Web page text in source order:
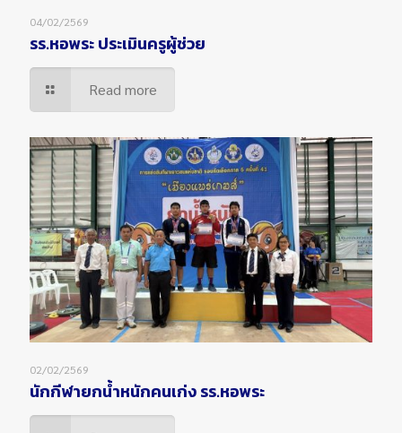
04/02/2569
รร.หอพระ ประเมินครูผู้ช่วย
Read more
02/02/2569
นักกีฬายกน้ำหนักคนเก่ง รร.หอพระ